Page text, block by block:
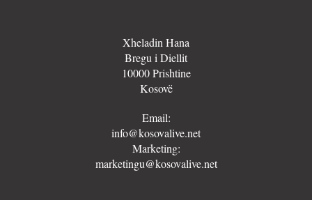
Xheladin Hana
Bregu i Diellit
10000 Prishtine
Kosovë
Email:
info@kosovalive.net
Marketing:
marketingu@kosovalive.net